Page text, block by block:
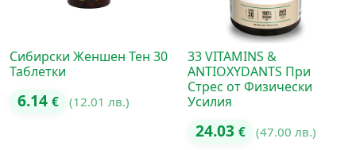
Сибирски Женшен Тен 30
Таблетки
6.14 € (12.01 лв.)
33 VITAMINS &
ANTIOXYDANTS При
Стрес от Физически
Усилия
24.03 € (47.00 лв.)